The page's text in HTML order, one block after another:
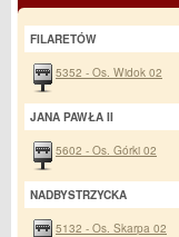
FILARETÓW
5352 - Os. Widok 02
JANA PAWŁA II
5602 - Os. Górki 02
NADBYSTRZYCKA
5132 - Os. Skarpa 02